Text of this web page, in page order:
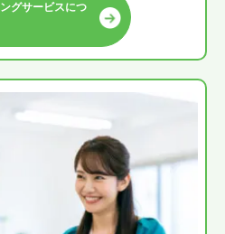
グサービスにつ